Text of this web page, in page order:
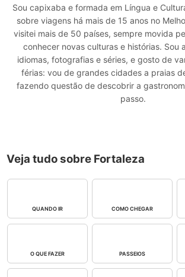
Sou capixaba e formada em Língua e
sobre viagens há mais de 15 anos no
visitei mais de 50 países, sempre movida
conhecer novas culturas e histórias. Sou
idiomas, fotografias e séries, e gosto de
férias: vou de grandes cidades a praias
fazendo questão de descobrir a
passo.
Veja tudo sobre Fortaleza
QUANDO IR COMO CHEGAR
O QUE FAZER PASSEIOS